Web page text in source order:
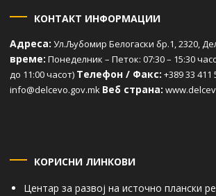
КОНТАКТ ИНФОРМАЦИИ
Адреса: Ул.Љубомир Белогаски бр.1, 2320,
време: Понеделник – Петок: 07:30 – 15:30
до 11:00 часот) Телефон / Факс: +389 33 411
info@delcevo.gov.mk Веб страна:
КОРИСНИ ЛИНКОВИ
Центар за развој на источно плански